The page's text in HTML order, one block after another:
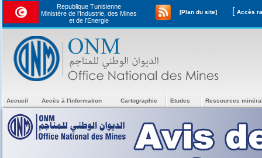
Republique Tunisienne
Ministère de l'Industrie, des Mines
et de l’Energie
[Plan du site] [
Accueil Accès à l'information Cartographie Etudes Ressources